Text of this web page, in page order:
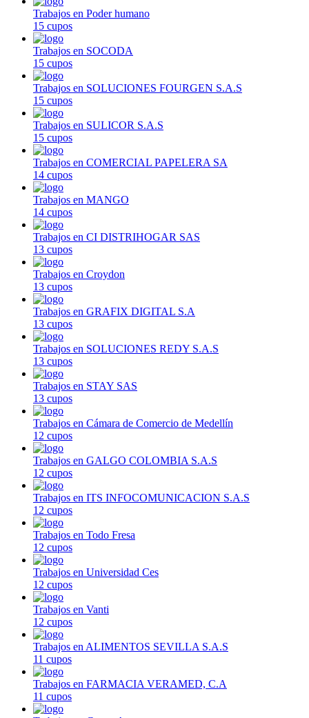
Trabajos en Poder humano
15 cupos
Trabajos en SOCODA
15 cupos
Trabajos en SOLUCIONES FOURGEN S.A.S
15 cupos
Trabajos en SULICOR S.A.S
15 cupos
Trabajos en COMERCIAL PAPELERA SA
14 cupos
Trabajos en MANGO
14 cupos
Trabajos en CI DISTRIHOGAR SAS
13 cupos
Trabajos en Croydon
13 cupos
Trabajos en GRAFIX DIGITAL S.A
13 cupos
Trabajos en SOLUCIONES REDY S.A.S
13 cupos
Trabajos en STAY SAS
13 cupos
Trabajos en Cámara de Comercio de Medellín
12 cupos
Trabajos en GALGO COLOMBIA S.A.S
12 cupos
Trabajos en ITS INFOCOMUNICACION S.A.S
12 cupos
Trabajos en Todo Fresa
12 cupos
Trabajos en Universidad Ces
12 cupos
Trabajos en Vanti
12 cupos
Trabajos en ALIMENTOS SEVILLA S.A.S
11 cupos
Trabajos en FARMACIA VERAMED, C.A
11 cupos